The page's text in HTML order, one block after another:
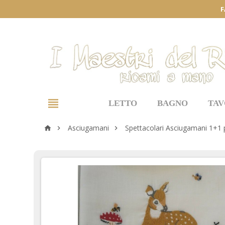
 LETTO BAGNO
  Asciugamani  Spettacolari Asciugamani